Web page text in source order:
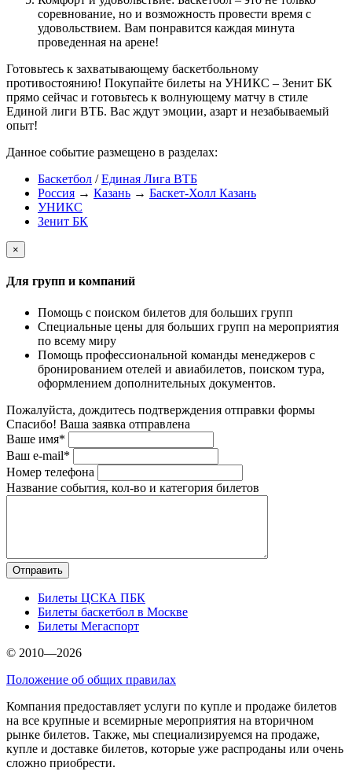
соревнование, но и возможность провести время с
удовольствием. Вам понравится каждая минута
проведенная на арене!
Готовьтесь к захватывающему баскетбольному
противостоянию! Покупайте билеты на УНИКС – Зенит БК
прямо сейчас и готовьтесь к волнующему матчу в стиле
Единой лиги ВТБ. Вас ждут эмоции, азарт и незабываемый
опыт!
Данное событие размещено в разделах:
Баскетбол /Единая Лига ВТБ
Россия → Казань → Баскет-Холл Казань
УНИКС
Зенит БК
×
Для групп и компаний
Помощь с поиском билетов для больших групп
Специальные цены для больших групп на мероприятия
по всему миру
Помощь профессиональной команды менеджеров с
бронированием отелей и авиабилетов, поиском тура,
оформлением дополнительных документов.
Пожалуйста, дождитесь подтверждения отправки формы
Спасибо! Ваша заявка отправлена
Ваше имя*
Ваш e-mail*
Номер телефона
Название события, кол-во и категория билетов
Билеты ЦСКА ПБК
Билеты баскетбол в Москве
Билеты Мегаспорт
© 2010—2026
Положение об общих правилах
Компания предоставляет услуги по купле и продаже билетов
на все крупные и всемирные мероприятия на вторичном
рынке билетов. Также, мы специализируемся на продаже,
купле и доставке билетов, которые уже распроданы или очень
сложно приобрести.